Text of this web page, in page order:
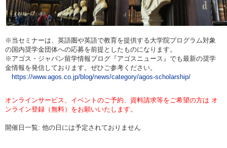
※当セミナーは、英語圏や英語で教育を提供する大学院プログラム対象
の国内奨学金団体への応募を前提としたものになります。
※アゴス・ジャパン留学情報ブログ『アゴスニュース』でも最新の奨学
金情報を発信しております。ぜひご参考ください。
https://www.agos.co.jp/blog/news/category/agos-scholarship/
オンラインサービス、イベントのご予約、資料請求等をご希望の方は オ
ンライン登録（無料）をお願いいたします。
開催日一覧: 他の日には予定されておりません